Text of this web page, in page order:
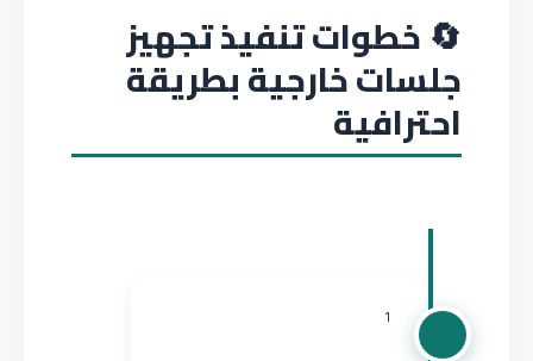
🔄 خطوات تنفيذ تجهيز
جلسات خارجية بطريقة
احترافية
1